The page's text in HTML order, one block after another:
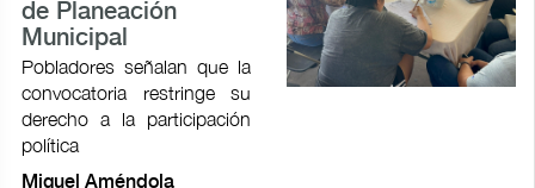
de Planeación
Municipal
Pobladores señalan que la
convocatoria restringe su
derecho a la participación
política
Miguel Améndola